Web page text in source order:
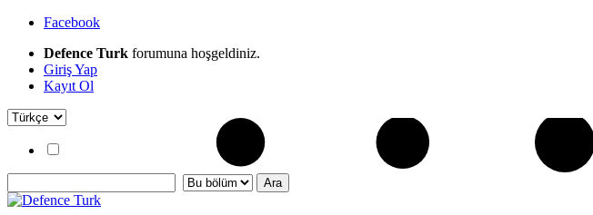
Facebook
Defence Turk forumuna hoşgeldiniz.
Giriş Yap
Kayıt Ol